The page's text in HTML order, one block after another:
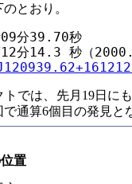
とおり。
分39.70秒
分14.3 秒（
トでは、先月19日に
通算6個目の発見と
置